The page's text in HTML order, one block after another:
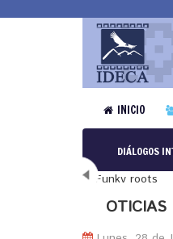
INICIO
DIÁLOGOS
OTICIAS